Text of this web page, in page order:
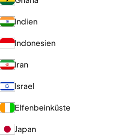
Indien
Indonesien
Iran
Israel
Elfenbeinküste
Japan